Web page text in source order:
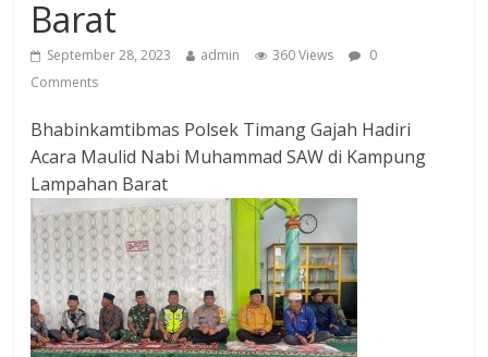
Barat
September 28, 2023 admin 360 Views
0
Comments
Bhabinkamtibmas Polsek Timang Gajah Hadiri
Acara Maulid Nabi Muhammad SAW di Kampung
Lampahan Barat